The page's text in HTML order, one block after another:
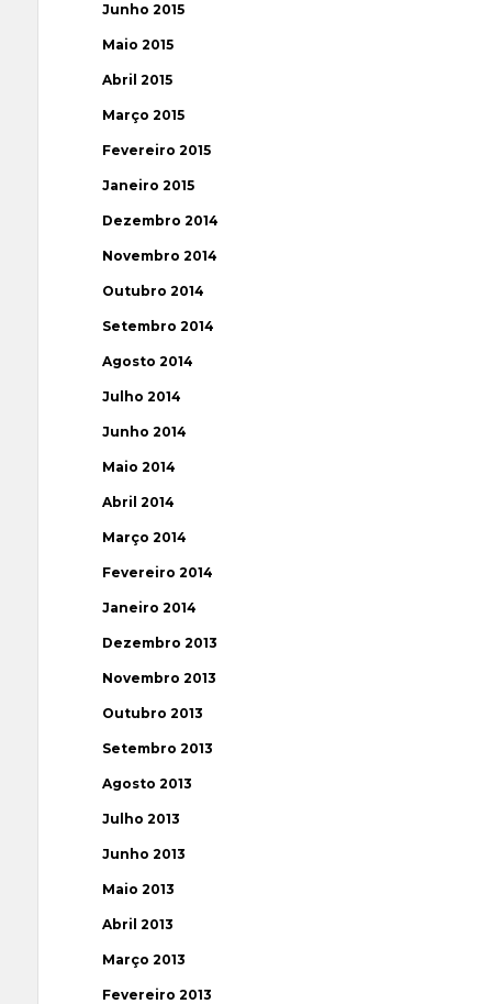
Junho 2015
Maio 2015
Abril 2015
Março 2015
Fevereiro 2015
Janeiro 2015
Dezembro 2014
Novembro 2014
Outubro 2014
Setembro 2014
Agosto 2014
Julho 2014
Junho 2014
Maio 2014
Abril 2014
Março 2014
Fevereiro 2014
Janeiro 2014
Dezembro 2013
Novembro 2013
Outubro 2013
Setembro 2013
Agosto 2013
Julho 2013
Junho 2013
Maio 2013
Abril 2013
Março 2013
Fevereiro 2013